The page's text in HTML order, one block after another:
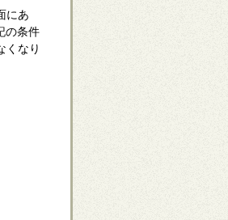
にあ
の条件
くなり